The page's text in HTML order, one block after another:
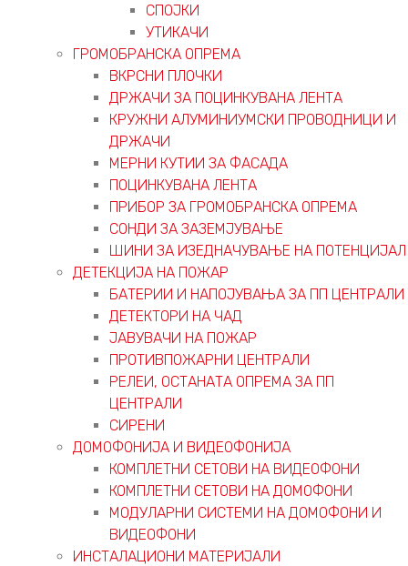
СПОЈКИ
УТИКАЧИ
ГРОМОБРАНСКА ОПРЕМА
ВКРСНИ ПЛОЧКИ
ДРЖАЧИ ЗА ПОЦИНКУВАНА ЛЕНТА
КРУЖНИ АЛУМИНИУМСКИ ПРОВОДНИЦИ И
ДРЖАЧИ
МЕРНИ КУТИИ ЗА ФАСАДА
ПОЦИНКУВАНА ЛЕНТА
ПРИБОР ЗА ГРОМОБРАНСКА ОПРЕМА
СОНДИ ЗА ЗАЗЕМЈУВАЊЕ
ШИНИ ЗА ИЗЕДНАЧУВАЊЕ НА ПОТЕНЦИЈАЛ
ДЕТЕКЦИЈА НА ПОЖАР
БАТЕРИИ И НАПОЈУВАЊА ЗА ПП ЦЕНТРАЛИ
ДЕТЕКТОРИ НА ЧАД
ЈАВУВАЧИ НА ПОЖАР
ПРОТИВПОЖАРНИ ЦЕНТРАЛИ
РЕЛЕИ, ОСТАНАТА ОПРЕМА ЗА ПП
ЦЕНТРАЛИ
СИРЕНИ
ДОМОФОНИЈА И ВИДЕОФОНИЈА
КОМПЛЕТНИ СЕТОВИ НА ВИДЕОФОНИ
КОМПЛЕТНИ СЕТОВИ НА ДОМОФОНИ
МОДУЛАРНИ СИСТЕМИ НА ДОМОФОНИ И
ВИДЕОФОНИ
ИНСТАЛАЦИОНИ МАТЕРИЈАЛИ